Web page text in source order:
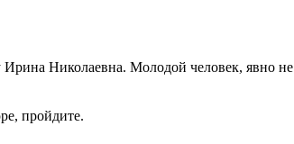
Николаевна. Молодой человек, явно не
пройдите.